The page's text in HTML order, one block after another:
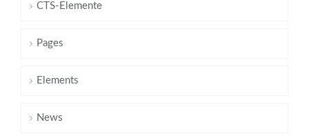
CTS-Elemente
Pages
Elements
News